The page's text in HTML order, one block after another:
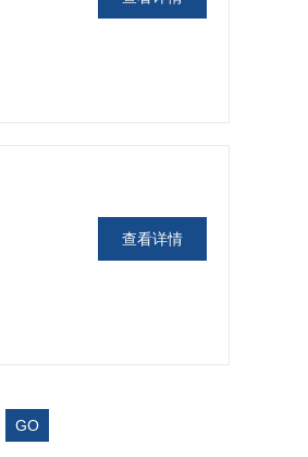
查看详情